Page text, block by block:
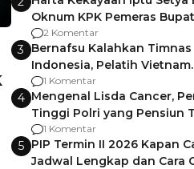
Oknum KPK Pemeras
Pemalang
2 Komentar
3 Bernafsu Kalahkan Timnas
Indonesia, Pelatih Vietnam
Berencana Pakai Jimat di
1 Komentar
4 Mengenal Lisda Cancer,
Tinggi Polri yang Pensiun
Usai Jadi Brigjen
1 Komentar
5 PIP Termin II 2026 Kapan
Jadwal Lengkap dan Cara